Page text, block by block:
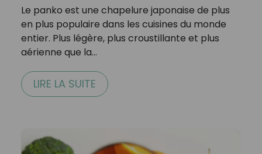
Le panko est une chapelure japonaise de plus
en plus populaire dans les cuisines du monde
entier. Plus légère, plus croustillante et plus
aérienne que la…
LIRE LA SUITE